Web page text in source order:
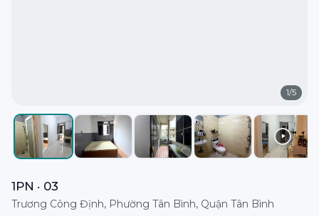
1/5
1PN · 03
Trương Công Định, Phường Tân Bình, Quận Tân Bình